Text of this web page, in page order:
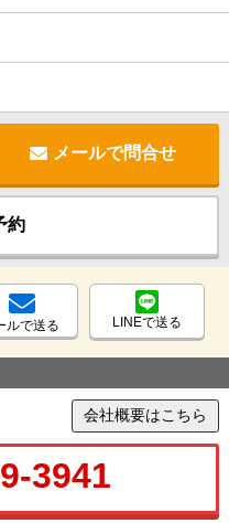
メールで問合せ
約
ルで送る LINEで送る
会社概要はこちら
3941